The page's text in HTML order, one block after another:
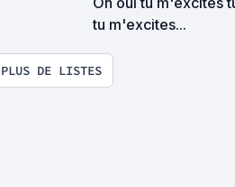
tu m'excites...
DE LISTES